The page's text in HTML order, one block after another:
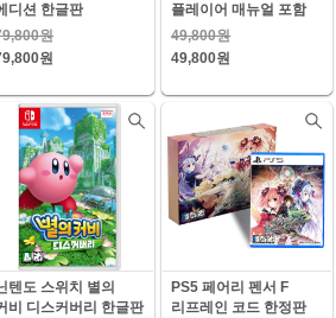
디션 한글판
원
원
플레이어 매뉴얼 포함
49,800원
49,800원
텐도 스위치 별의
비 디스커버리 한글판
PS5 페어리 펜서 F
리프레인 코드 한정판